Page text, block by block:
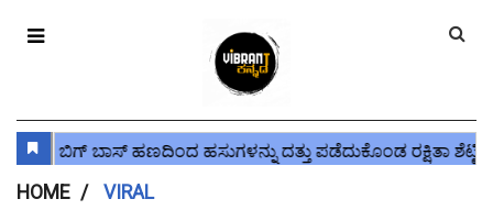
HOME VIRAL